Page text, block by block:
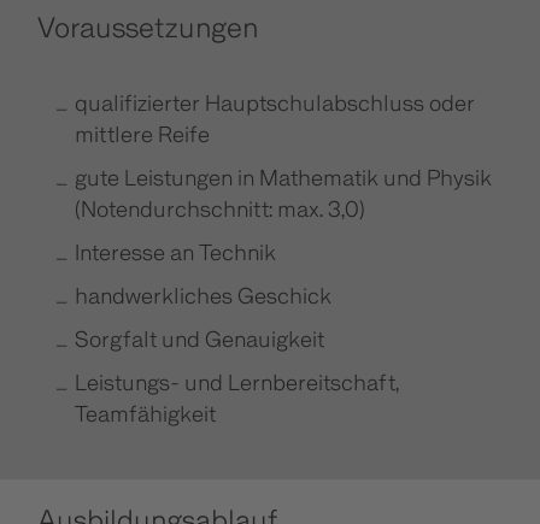
Voraussetzungen
qualifizierter Hauptschulabschluss oder
mittlere Reife
gute Leistungen in Mathematik und Physik
(Notendurchschnitt: max. 3,0)
Interesse an Technik
handwerkliches Geschick
Sorgfalt und Genauigkeit
Leistungs- und Lernbereitschaft,
Teamfähigkeit